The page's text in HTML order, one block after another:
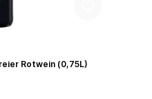
Rotwein (0,75L)